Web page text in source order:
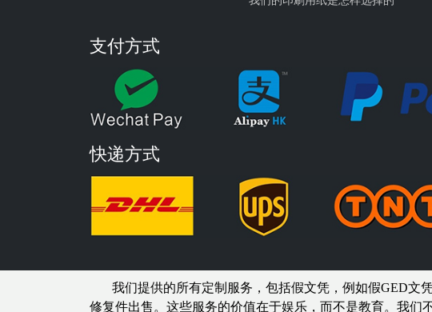
支付方式
快递方式
我们提供的所有定制服务，包括假文凭，例如假GED文
修复件出售。这些服务的价值在于娱乐，而不是教育。我们